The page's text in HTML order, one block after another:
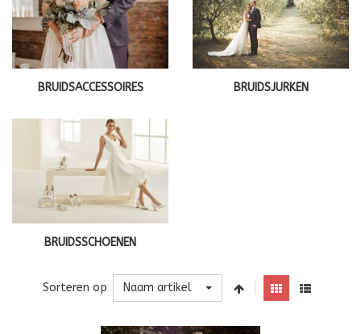
BRUIDSACCESSOIRES BRUIDSJURKEN
BRUIDSSCHOENEN
Sorteren op Naam artikel